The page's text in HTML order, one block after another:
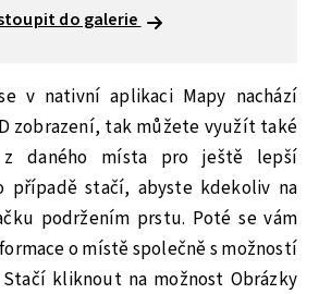
do galerie
v nativní aplikaci Mapy nachází
zobrazení, tak můžete využít také
z daného místa pro ještě lepší
případě stačí, abyste kdekoliv na
podržením prstu. Poté se vám
o místě společně s možností
kliknout na možnost Obrázky